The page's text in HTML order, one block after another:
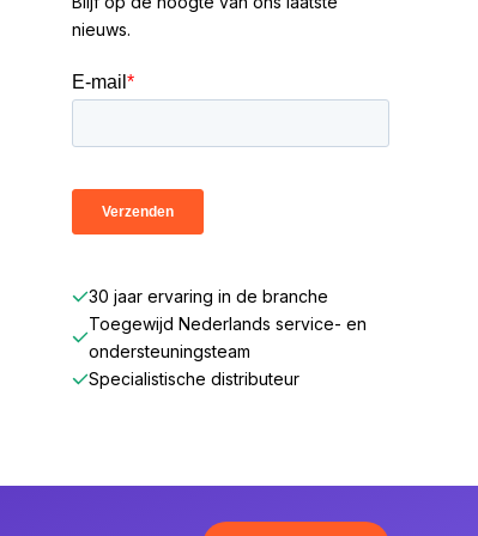
nieuws.
30 jaar ervaring in de branche
Toegewijd Nederlands service- en
ondersteuningsteam
Specialistische distributeur